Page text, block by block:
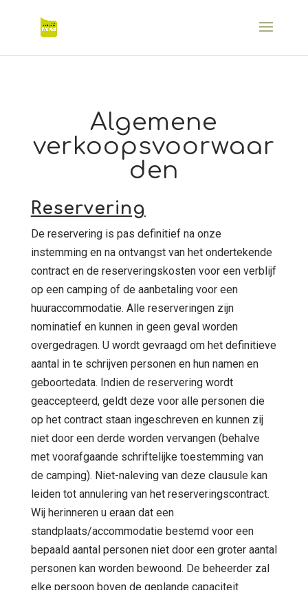
Algemene
verkoopsvoorwaar
den
Reservering
De reservering is pas definitief na onze
instemming en na ontvangst van het ondertekende
contract en de reserveringskosten voor een verblijf
op een camping of de aanbetaling voor een
huuraccommodatie. Alle reserveringen zijn
nominatief en kunnen in geen geval worden
overgedragen. U wordt gevraagd om het definitieve
aantal in te schrijven personen en hun namen en
geboortedata. Indien de reservering wordt
geaccepteerd, geldt deze voor alle personen die
op het contract staan ingeschreven en kunnen zij
niet door een derde worden vervangen (behalve
met voorafgaande schriftelijke toestemming van
de camping). Niet-naleving van deze clausule kan
leiden tot annulering van het reserveringscontract.
Wij herinneren u eraan dat een
standplaats/accommodatie bestemd voor een
bepaald aantal personen niet door een groter aantal
personen kan worden bewoond. De beheerder zal
elke persoon boven de geplande capaciteit